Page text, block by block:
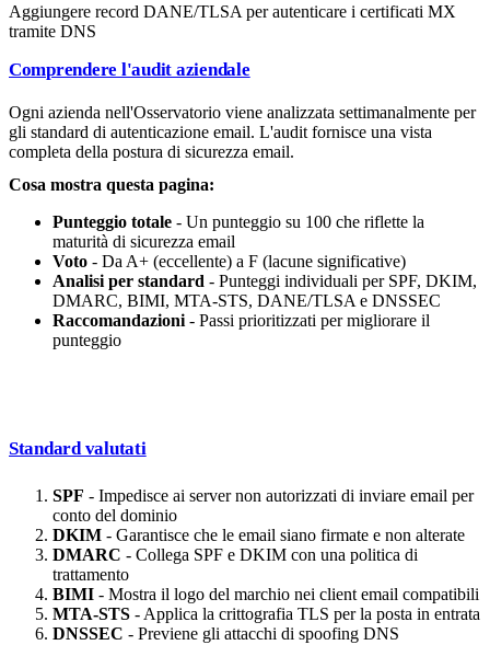
Aggiungere record DANE/TLSA per autenticare i certificati MX
tramite DNS
Comprendere l'audit aziendale
Ogni azienda nell'Osservatorio viene analizzata settimanalmente per
gli standard di autenticazione email. L'audit fornisce una vista
completa della postura di sicurezza email.
Cosa mostra questa pagina:
Punteggio totale - Un punteggio su 100 che riflette la
maturità di sicurezza email
Voto - Da A+ (eccellente) a F (lacune significative)
Analisi per standard - Punteggi individuali per SPF, DKIM,
DMARC, BIMI, MTA-STS, DANE/TLSA e DNSSEC
Raccomandazioni - Passi prioritizzati per migliorare il
punteggio
Standard valutati
SPF - Impedisce ai server non autorizzati di inviare email per
conto del dominio
DKIM - Garantisce che le email siano firmate e non alterate
DMARC - Collega SPF e DKIM con una politica di
trattamento
BIMI - Mostra il logo del marchio nei client email compatibili
MTA-STS - Applica la crittografia TLS per la posta in entrata
DNSSEC - Previene gli attacchi di spoofing DNS